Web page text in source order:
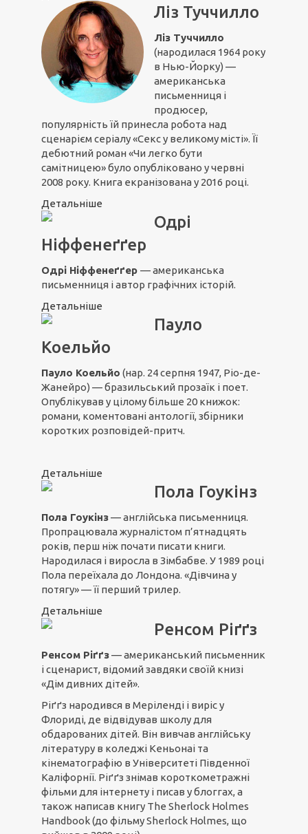
Ліз Туччилло
Ліз Туччилло
(народилася 1964 року
в Нью-Йорку) —
американська
письменниця і
продюсер,
популярність їй принесла робота над
сценарієм серіалу «Секс у великому місті». Її
дебютний роман «Чи легко бути
самітницею» було опубліковано у червні
2008 року. Книга екранізована у 2016 році.
Детальніше
Одрі
Ніффенеґґер
Одрі Ніффенеґґер — американська
письменниця і автор графічних історій.
Детальніше
Пауло
Коельйо
Пауло Коельйо (нар. 24 серпня 1947, Ріо-де-
Жанейро) — бразильський прозаїк і поет.
Опублікував у цілому більше 20 книжок:
романи, коментовані антології, збірники
коротких розповідей-притч.
Детальніше
Пола Гоукінз
Пола Гоукінз— англійська письменниця.
Пропрацювала журналістом п’ятнадцять
років, перш ніж почати писати книги.
Народилася і виросла в Зімбабве. У 1989 році
Пола переїхала до Лондона. «Дівчина у
потягу» — її перший трилер.
Детальніше
Ренсом Ріґґз
Ренсом Ріґґз— американський письменник
і сценарист, відомий завдяки своїй книзі
«Дім дивних дітей».
Ріґґз народився в Меріленді і виріс у
Флориді, де відвідував школу для
обдарованих дітей. Він вивчав англійську
літературу в коледжі Кеньонаі та
кінематографію в Університеті Південної
Каліфорнії. Ріґґз знімав короткометражні
фільми для інтернету і писав у блоггах, а
також написав книгу The Sherlock Holmes
Handbook (до фільму Sherlock Holmes, що